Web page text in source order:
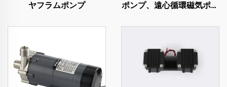
ヤフラムポンプ
ポンプ、遠心循環磁気ポン
ています